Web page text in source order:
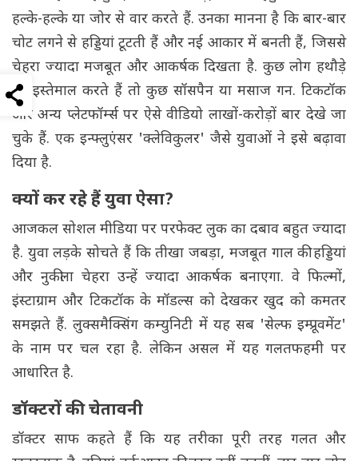
हल्के-हल्के या जोर से वार करते हैं. उनका मानना है कि बार-बार
चोट लगने से हड्डियां टूटती हैं और नई आकार में बनती हैं, जिससे
चेहरा ज्यादा मजबूत और आकर्षक दिखता है. कुछ लोग हथौड़े
का इस्तेमाल करते हैं तो कुछ सॉसपैन या मसाज गन. टिकटॉक
और अन्य प्लेटफॉर्म्स पर ऐसे वीडियो लाखों-करोड़ों बार देखे जा
चुके हैं. एक इन्फ्लुएंसर 'क्लेविकुलर' जैसे युवाओं ने इसे बढ़ावा
दिया है.
क्यों कर रहे हैं युवा ऐसा?
आजकल सोशल मीडिया पर परफेक्ट लुक का दबाव बहुत ज्यादा
है. युवा लड़के सोचते हैं कि तीखा जबड़ा, मजबूत गाल की हड्डियां
और नुकीला चेहरा उन्हें ज्यादा आकर्षक बनाएगा. वे फिल्मों,
इंस्टाग्राम और टिकटॉक के मॉडल्स को देखकर खुद को कमतर
समझते हैं. लुक्समैक्सिंग कम्युनिटी में यह सब 'सेल्फ इम्प्रूवमेंट'
के नाम पर चल रहा है. लेकिन असल में यह गलतफहमी पर
आधारित है.
डॉक्टरों की चेतावनी
डॉक्टर साफ कहते हैं कि यह तरीका पूरी तरह गलत और